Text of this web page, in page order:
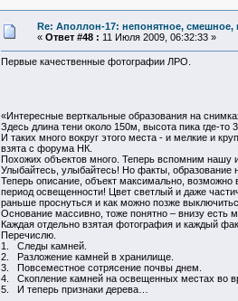
Re: Аполлон-17: непонятное, смешное,
« Ответ #48 : 11 Июля 2009, 06:32:33 »
Первые качественные фотографии ЛРО.
«Интересные верткальные образования на
Здесь длина тени около 150м, высота пика где-то
И таких много вокруг этого места - и мелкие и
взята с форума НК.
Похожих объектов много. Теперь вспомним нашу
Улыбайтесь, улыбайтесь! Но факты, образование
Теперь описание, объект максимально,
период освещенности! Цвет светлый и даже
раньше проснуться и как можно позже
Основание массивно, тоже понятно – внизу есть
Каждая отдельно взятая фотография и каждый
Перечислю.
1. Следы камней.
2. Разложение камней в хранилище.
3. Повсеместное сотрясение почвы днем.
4. Скопление камней на освещенных местах во
5. И теперь признаки дерева…